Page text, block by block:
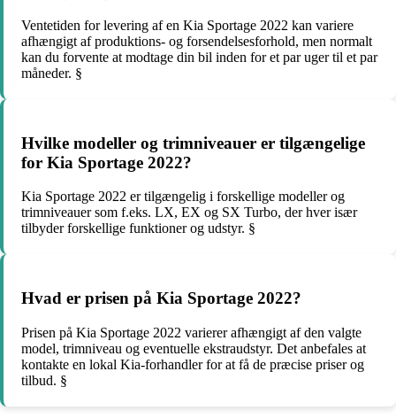
Ventetiden for levering af en Kia Sportage 2022 kan variere
afhængigt af produktions- og forsendelsesforhold, men normalt
kan du forvente at modtage din bil inden for et par uger til et par
måneder. §
Hvilke modeller og trimniveauer er tilgængelige
for Kia Sportage 2022?
Kia Sportage 2022 er tilgængelig i forskellige modeller og
trimniveauer som f.eks. LX, EX og SX Turbo, der hver især
tilbyder forskellige funktioner og udstyr. §
Hvad er prisen på Kia Sportage 2022?
Prisen på Kia Sportage 2022 varierer afhængigt af den valgte
model, trimniveau og eventuelle ekstraudstyr. Det anbefales at
kontakte en lokal Kia-forhandler for at få de præcise priser og
tilbud. §